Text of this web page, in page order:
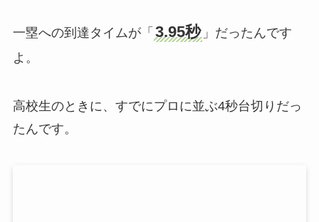
一塁への到達タイムが「 3.95秒 」だったんです
よ。
高校生のときに、すでにプロに並ぶ4秒台切りだっ
たんです。